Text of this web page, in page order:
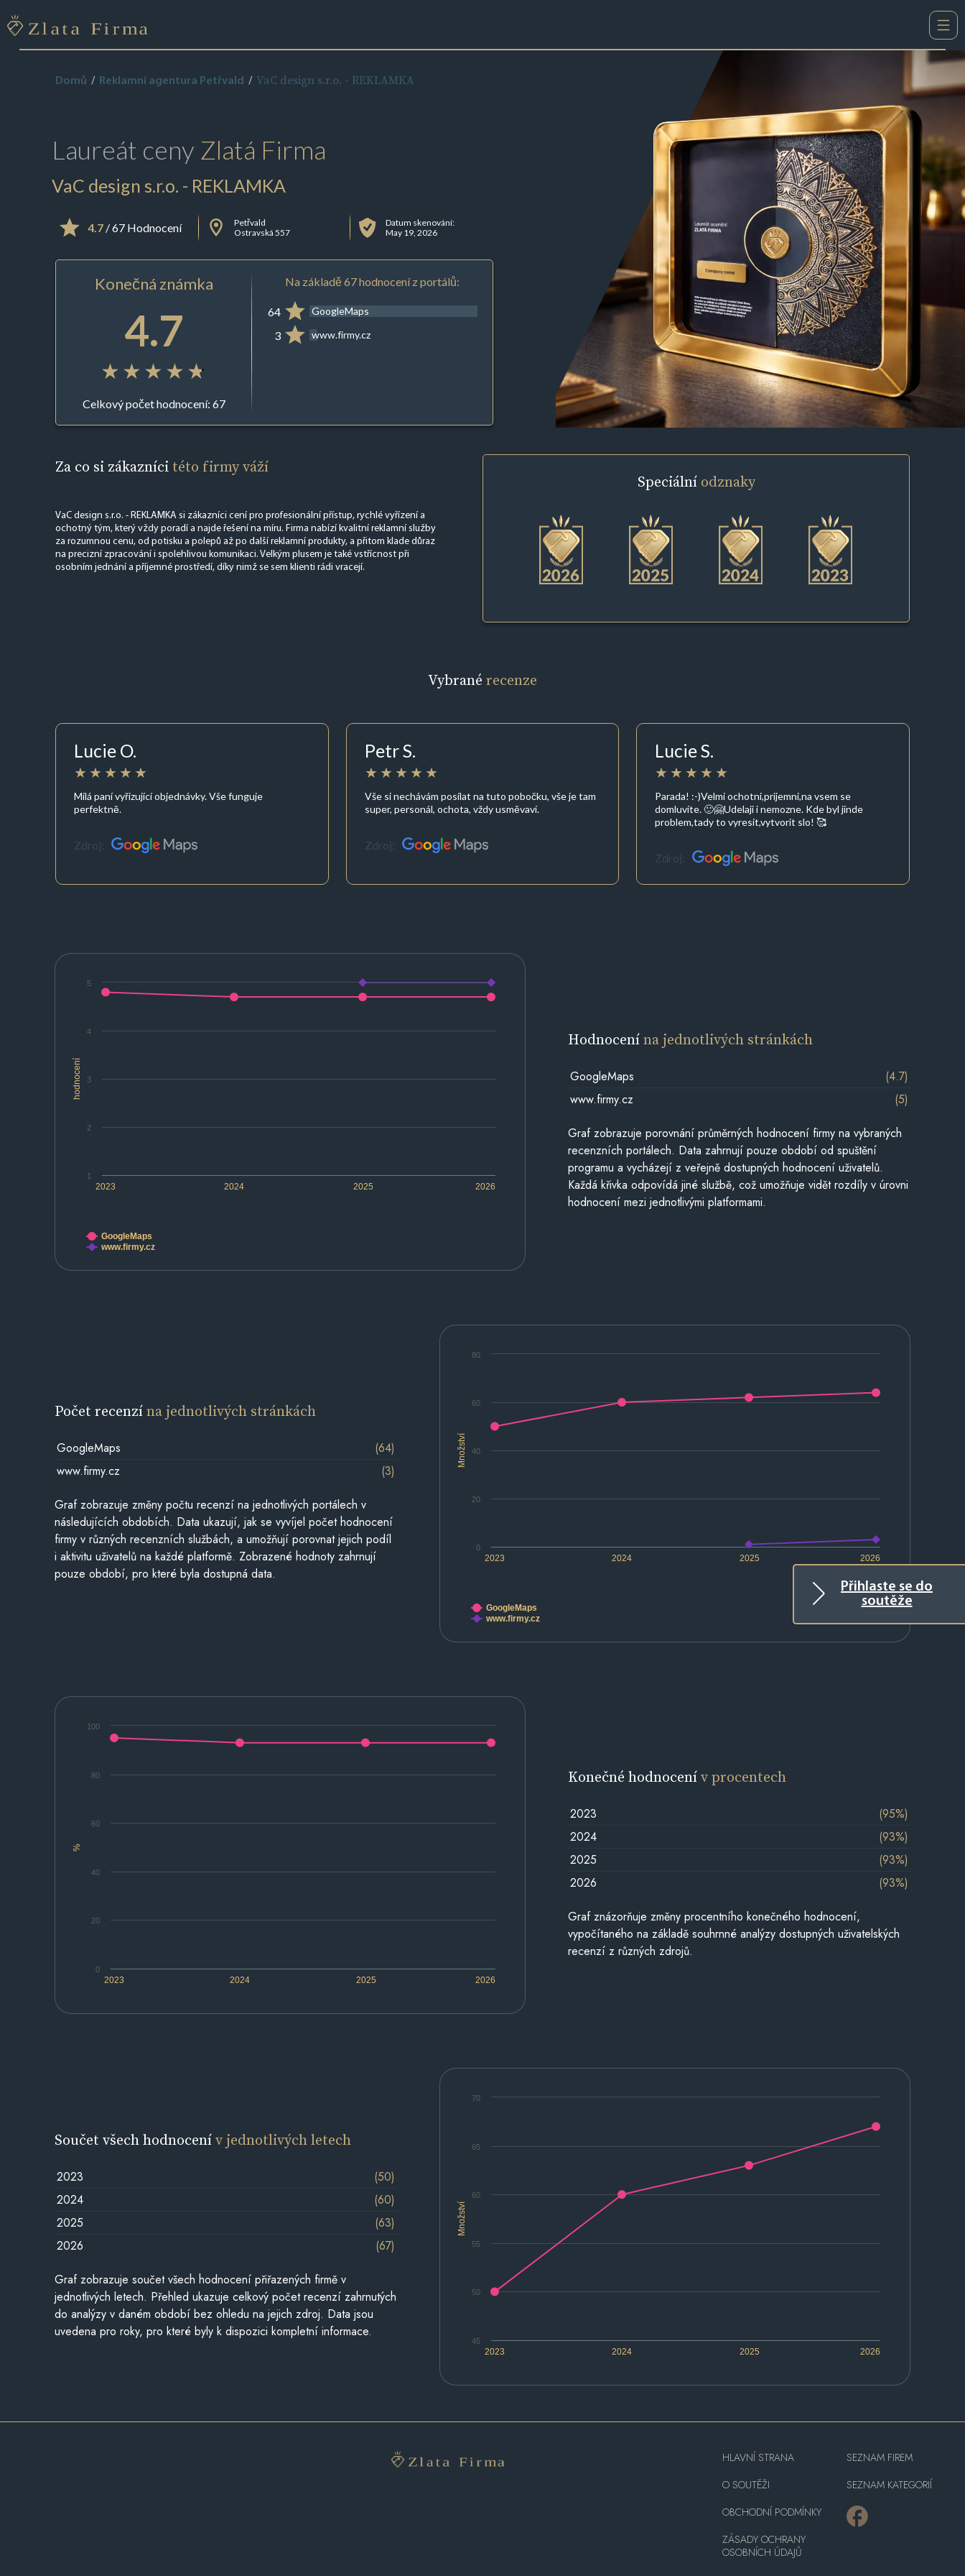
Přihlaste se do
soutěže
Domů Reklamní agentura Petřvald VaC design s.r.o. - REKLAMKA
Laureát ceny Zlatá Firma
VaC design s.r.o. - REKLAMKA
4.7/ 67 Hodnocení
Petřvald
Ostravská 557
Datum skenování:
May 19, 2026
Konečná známka
4.7
Celkový počet hodnocení: 67
Na základě 67 hodnocení z portálů:
64 GoogleMaps
3 www.firmy.cz
Za co si zákazníci této firmy váží
VaC design s.r.o. - REKLAMKA si zákazníci cení pro profesionální přístup, rychlé vyřízení a
ochotný tým, který vždy poradí a najde řešení na míru. Firma nabízí kvalitní reklamní služby
za rozumnou cenu, od potisku a polepů až po další reklamní produkty, a přitom klade důraz
na precizní zpracování i spolehlivou komunikaci. Velkým plusem je také vstřícnost při
osobním jednání a příjemné prostředí, díky nimž se sem klienti rádi vracejí.
Speciální odznaky
Vybrané recenze
Lucie O.
Milá paní vyřizující objednávky. Vše funguje
perfektně.
Zdroj:
Petr S.
Vše si nechávám posílat na tuto pobočku, vše je tam
super, personál, ochota, vždy usměvaví.
Zdroj:
Lucie S.
Parada! :-)Velmi ochotni,prijemni,na vsem se
domluvíte. 🙂🤗Udelaji i nemozne. Kde byl jinde
problem,tady to vyresit,vytvorit slo! 🥰
Zdroj:
hodnocení
2023 2024 2025 2026
1
2
3
4
5
GoogleMaps
www.firmy.cz
Hodnocenína jednotlivých stránkách
GoogleMaps
(4.7)
www.firmy.cz
(5)
Graf zobrazuje porovnání průměrných hodnocení firmy na vybraných
recenzních portálech. Data zahrnují pouze období od spuštění
programu a vycházejí z veřejně dostupných hodnocení uživatelů.
Každá křivka odpovídá jiné službě, což umožňuje vidět rozdíly v úrovni
hodnocení mezi jednotlivými platformami.
Množství
2023 2024 2025 2026
0
20
40
60
80
GoogleMaps
www.firmy.cz
Počet recenzína jednotlivých stránkách
GoogleMaps
(64)
www.firmy.cz
(3)
Graf zobrazuje změny počtu recenzí na jednotlivých portálech v
následujících obdobích. Data ukazují, jak se vyvíjel počet hodnocení
firmy v různých recenzních službách, a umožňují porovnat jejich podíl
i aktivitu uživatelů na každé platformě. Zobrazené hodnoty zahrnují
pouze období, pro které byla dostupná data.
%
2023 2024 2025 2026
0
20
40
60
80
100
Konečné hodnocenív procentech
2023
(95%)
2024
(93%)
2025
(93%)
2026
(93%)
Graf znázorňuje změny procentního konečného hodnocení,
vypočítaného na základě souhrnné analýzy dostupných uživatelských
recenzí z různých zdrojů.
Množství
2023 2024 2025 2026
45
50
55
60
65
70
Součet všech hodnocenív jednotlivých letech
2023
(50)
2024
(60)
2025
(63)
2026
(67)
Graf zobrazuje součet všech hodnocení přiřazených firmě v
jednotlivých letech. Přehled ukazuje celkový počet recenzí zahrnutých
do analýzy v daném období bez ohledu na jejich zdroj. Data jsou
uvedena pro roky, pro které byly k dispozici kompletní informace.
HLAVNÍ STRANA
O SOUTĚŽI
OBCHODNÍ PODMÍNKY
ZÁSADY OCHRANY
OSOBNÍCH ÚDAJŮ
SEZNAM FIREM
SEZNAM KATEGORIÍ